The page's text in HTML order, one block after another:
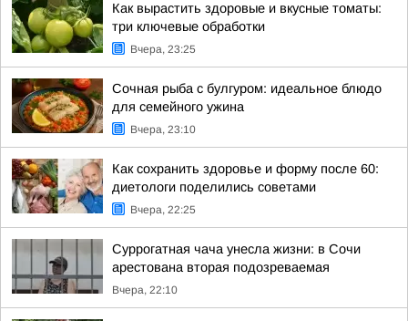
Как вырастить здоровые и вкусные томаты:
три ключевые обработки
Вчера, 23:25
Сочная рыба с булгуром: идеальное блюдо
для семейного ужина
Вчера, 23:10
Как сохранить здоровье и форму после 60:
диетологи поделились советами
Вчера, 22:25
Суррогатная чача унесла жизни: в Сочи
арестована вторая подозреваемая
Вчера, 22:10